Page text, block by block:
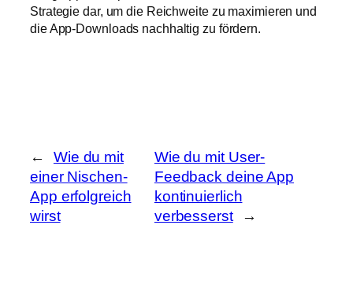
Strategie dar, um die Reichweite zu maximieren und
die App-Downloads nachhaltig zu fördern.
←
Wie du mit
einer Nischen-
App erfolgreich
wirst
Wie du mit User-
Feedback deine App
kontinuierlich
verbesserst
→